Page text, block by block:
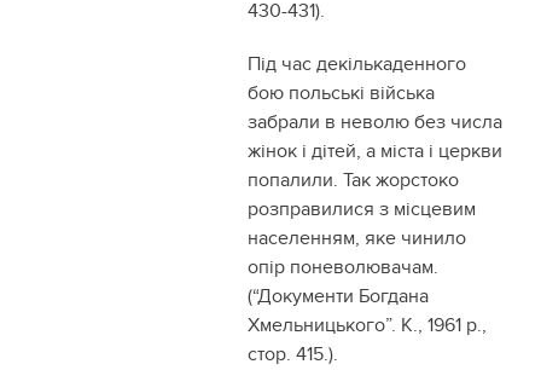
430-431).
Під час декількаденного
бою польські війська
забрали в неволю без числа
жінок і дітей, а міста і церкви
попалили. Так жорстоко
розправилися з місцевим
населенням, яке чинило
опір поневолювачам.
(“Документи Богдана
Хмельницького”. К., 1961 р.,
стор. 415.).